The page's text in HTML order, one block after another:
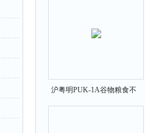
沪粤明PUK-1A谷物粮食不
完善粒分析仪